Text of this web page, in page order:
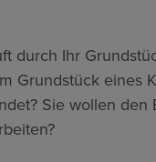
durch Ihr
Grundstück eines
Sie wollen